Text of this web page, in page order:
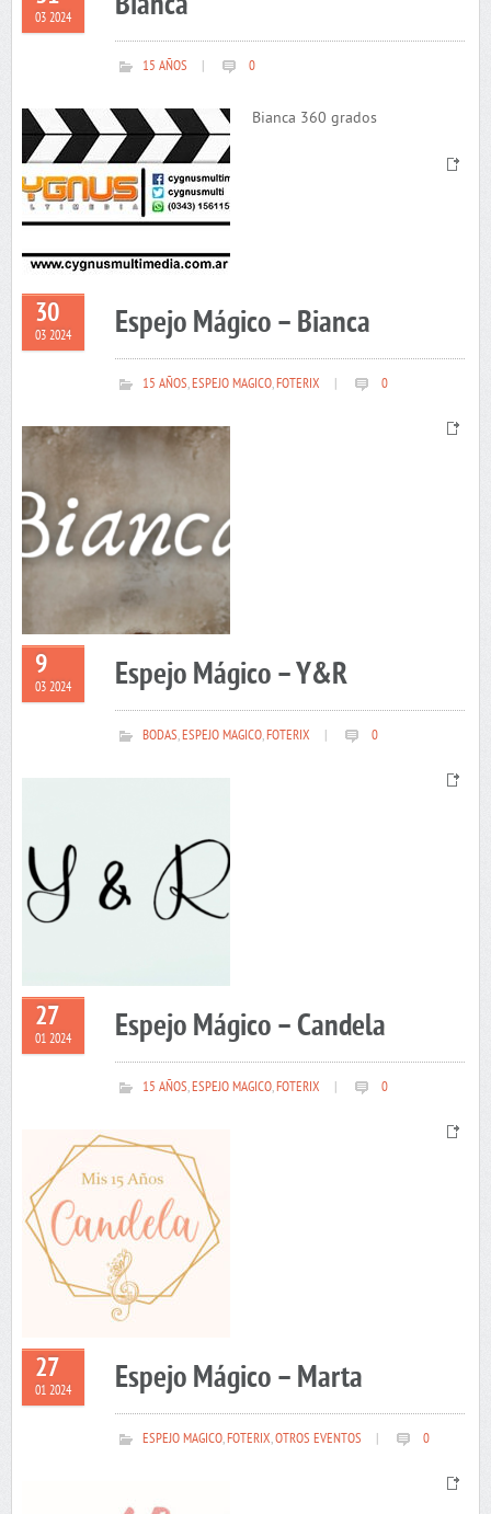
03 2024
15 AÑOS 0
Bianca 360 grados
30
03 2024 Espejo Mágico – Bianca
15 AÑOS,ESPEJO MAGICO,FOTERIX 0
9
03 2024 Espejo Mágico – Y&R
BODAS,ESPEJO MAGICO,FOTERIX 0
27
01 2024 Espejo Mágico – Candela
15 AÑOS,ESPEJO MAGICO,FOTERIX 0
27
01 2024 Espejo Mágico – Marta
ESPEJO MAGICO,FOTERIX,OTROS EVENTOS 0